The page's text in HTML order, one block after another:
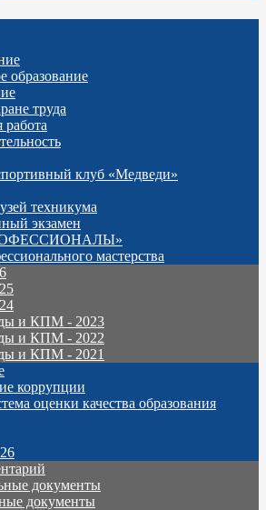
образование
труда
работа
клуб «Медведи»
техникума
экзамен
мастерства
и КПМ - 2023
и КПМ - 2022
и КПМ - 2021
коррупции
оценки качества образования
документы
документы